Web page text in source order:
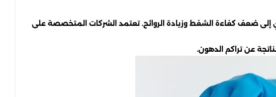
ضعف كفاءة الشفط وزيادة الروائح. تعتمد الشركات المتخصصة على
عن تراكم الدهون.